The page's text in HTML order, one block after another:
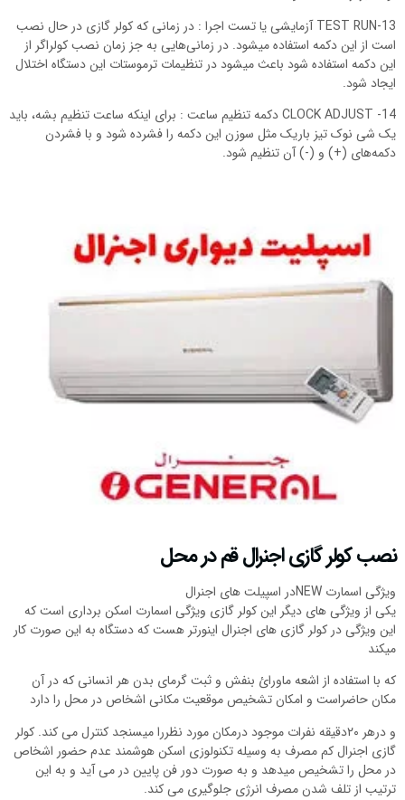
13-TEST RUN آزمایشی یا تست اجرا : در زمانی که کولر گازی در حال نصب
است از این دکمه استفاده میشود. در زمانی‌هایی به جز زمان نصب کولراگر از
این دکمه استفاده شود باعث میشود در تنظیمات ترموستات این دستگاه اختلال
ایجاد شود.
14- CLOCK ADJUST دکمه تنظیم ساعت : برای اینکه ساعت تنظیم بشه، باید
یک شی نوک تیز باریک مثل سوزن این دکمه را فشرده شود و با فشردن
دکمه‌های (+) و (-) آن تنظیم شود.
نصب کولر گازی اجنرال قم در محل
ویژگی اسمارت NEWدر اسپیلت های اجنرال
یکی از ویژگی های دیگر این کولر گازی ویژگی اسمارت اسکن برداری است که
این ویژگی در کولر گازی های اجنرال اینورتر هست که دستگاه به این صورت کار
میکند
که با استفادە از اشعە ماورائ بنفش و ثبت گرمای بدن هر انسانی که در آن
مکان حاضراست و امکان تشخیص موقعیت مکانی اشخاص در محل را دارد
و درهر ۲۰دقیقە نفرات موجود درمکان مورد نظررا میسنجد کنترل می کند. کولر
گازی اجنرال کم مصرف به وسیله تکنولوزی اسکن هوشمند عدم حضور اشخاص
در محل را تشخیص میدهد و به صورت دور فن پایین در می آید و به این
ترتیب از تلف شدن مصرف انرژی جلوگیری می کند.